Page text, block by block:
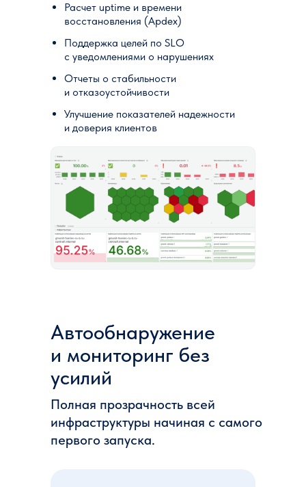
Расчет uptime и времени
восстановления (Apdex)
Поддержка целей по SLO
с уведомлениями о нарушениях
Отчеты о стабильности
и отказоустойчивости
Улучшение показателей надежности
и доверия клиентов
Автообнаружение
и мониторинг без
усилий
Полная прозрачность всей
инфраструктуры начиная с самого
первого запуска.